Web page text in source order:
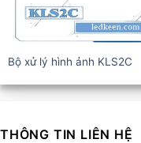
Bộ xử lý hình ảnh KLS2C
THÔNG TIN LIÊN HỆ